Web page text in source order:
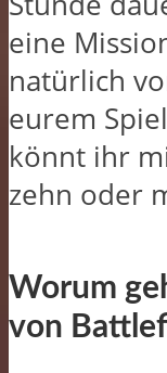
eine
natürlich
eurem
könnt ihr
zehn oder
Worum
von